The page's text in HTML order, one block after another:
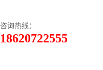
咨询热线：
18620722555